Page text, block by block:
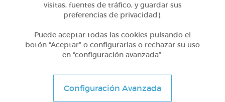
Geometría y fotografía
visitas, fuentes de tráfico, y guardar sus
preferencias de privacidad).
Puede aceptar todas las cookies pulsando el
botón “Aceptar” o configurarlas o rechazar su uso
en “configuración avanzada”.
Configuración Avanzada